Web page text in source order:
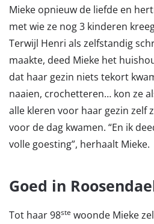
Mieke opnieuw de liefde en
met wie ze nog 3 kinderen
Terwijl Henri als zelfstandig
maakte, deed Mieke het
dat haar gezin niets tekort
naaien, crochetteren… kon ze
alle kleren voor haar gezin zelf
voor de dag kwamen. “En ik
volle goesting”, herhaalt Mieke.
Goed in
Tot haar 98ste woonde Mieke